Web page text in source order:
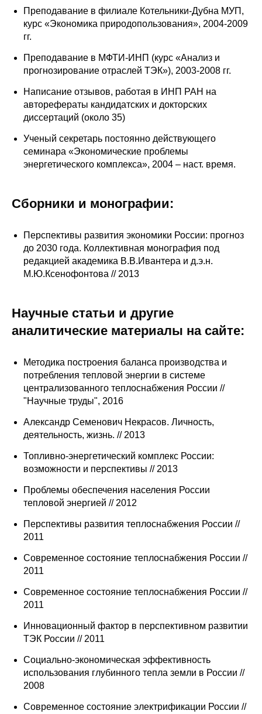
Преподавание в филиале Котельники-Дубна МУП,
курс «Экономика природопользования», 2004-2009
гг.
Преподавание в МФТИ-ИНП (курс «Анализ и
прогнозирование отраслей ТЭК»), 2003-2008 гг.
Написание отзывов, работая в ИНП РАН на
авторефераты кандидатских и докторских
диссертаций (около 35)
Ученый секретарь постоянно действующего
семинара «Экономические проблемы
энергетического комплекса», 2004 – наст. время.
Сборники и монографии:
Перспективы развития экономики России: прогноз
до 2030 года. Коллективная монография под
редакцией академика В.В.Ивантера и д.э.н.
М.Ю.Ксенофонтова // 2013
Научные статьи и другие
аналитические материалы на сайте:
Методика построения баланса производства и
потребления тепловой энергии в системе
централизованного теплоснабжения России //
"Научные труды", 2016
Александр Семенович Некрасов. Личность,
деятельность, жизнь. // 2013
Топливно-энергетический комплекс России:
возможности и перспективы // 2013
Проблемы обеспечения населения России
тепловой энергией // 2012
Перспективы развития теплоснабжения России //
2011
Современное состояние теплоснабжения России //
2011
Современное состояние теплоснабжения России //
2011
Инновационный фактор в перспективном развитии
ТЭК России // 2011
Социально-экономическая эффективность
использования глубинного тепла земли в России //
2008
Современное состояние электрификации России //